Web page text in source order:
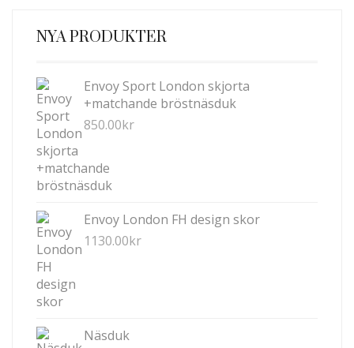
OLIKA
KAN
VÄLJAS
PRODUKTSIDAN
NYA PRODUKTER
Envoy Sport London skjorta
+matchande bröstnäsduk
850.00kr
Envoy London FH design skor
1130.00kr
Näsduk